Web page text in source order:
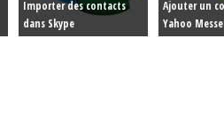
Importer des contacts
dans Skype
Ajouter un
Yahoo